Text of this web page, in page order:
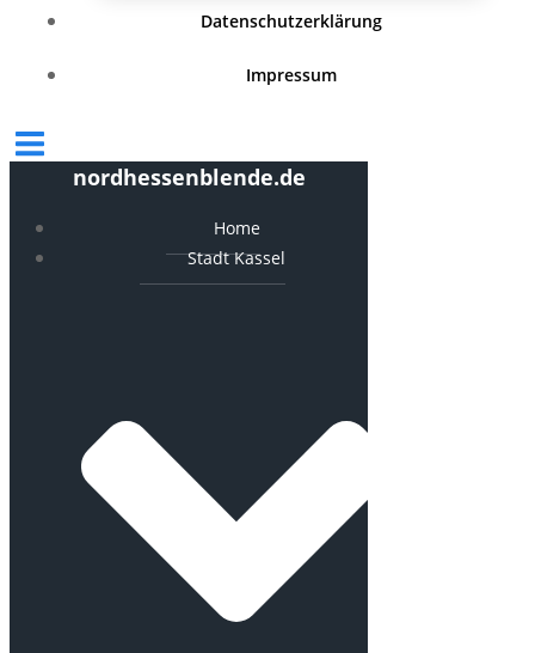
Datenschutzerklärung
Impressum
nordhessenblende.de
Home
Stadt Kassel